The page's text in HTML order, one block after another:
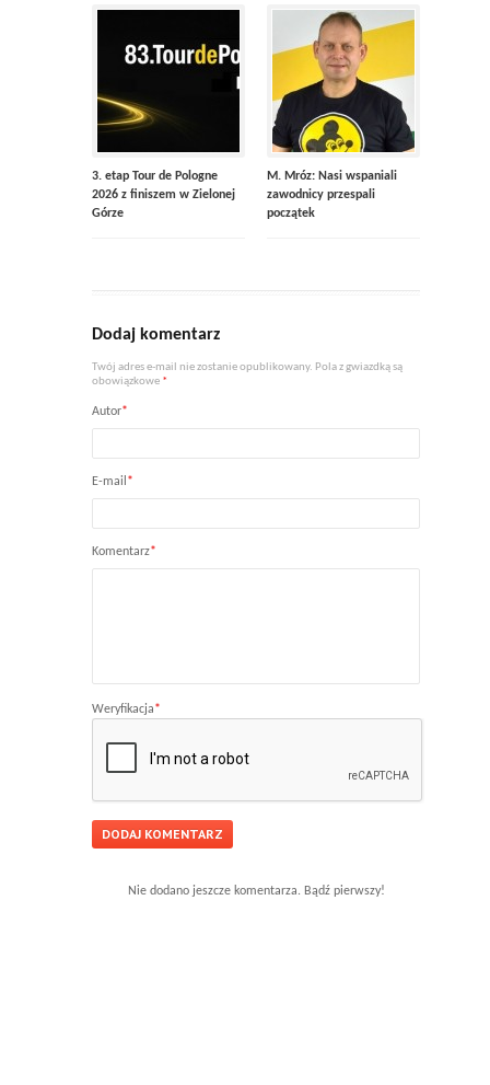
3. etap Tour de Pologne
2026 z finiszem w Zielonej
Górze
M. Mróz: Nasi wspaniali
zawodnicy przespali
początek
Dodaj komentarz
Twój adres e-mail nie zostanie opublikowany. Pola z gwiazdką są
obowiązkowe *
Autor*
E-mail *
Komentarz*
Weryfikacja*
Nie dodano jeszcze komentarza. Bądź pierwszy!